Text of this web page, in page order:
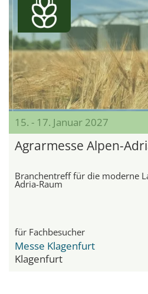
15. - 17. Januar 2027
Agrarmesse Alpen-
Branchentreff für die moderne
Adria-Raum
für Fachbesucher
Messe Klagenfurt
Klagenfurt